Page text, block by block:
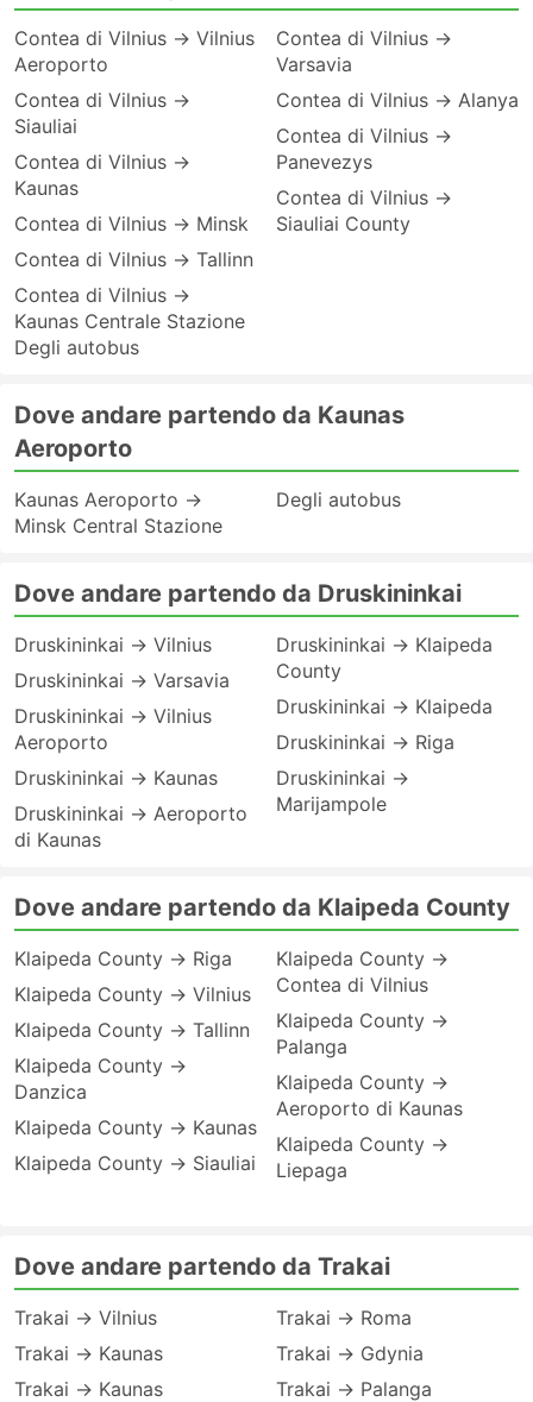
Contea di Vilnius → Vilnius
Aeroporto
Contea di Vilnius →
Siauliai
Contea di Vilnius →
Kaunas
Contea di Vilnius → Minsk
Contea di Vilnius → Tallinn
Contea di Vilnius →
Kaunas Centrale Stazione
Degli autobus
Contea di Vilnius →
Varsavia
Contea di Vilnius → Alanya
Contea di Vilnius →
Panevezys
Contea di Vilnius →
Siauliai County
Dove andare partendo da Kaunas
Aeroporto
Kaunas Aeroporto →
Minsk Central Stazione
Degli autobus
Dove andare partendo da Druskininkai
Druskininkai → Vilnius
Druskininkai → Varsavia
Druskininkai → Vilnius
Aeroporto
Druskininkai → Kaunas
Druskininkai → Aeroporto
di Kaunas
Druskininkai → Klaipeda
County
Druskininkai → Klaipeda
Druskininkai → Riga
Druskininkai →
Marijampole
Dove andare partendo da Klaipeda County
Klaipeda County → Riga
Klaipeda County → Vilnius
Klaipeda County → Tallinn
Klaipeda County →
Danzica
Klaipeda County → Kaunas
Klaipeda County → Siauliai
Klaipeda County →
Contea di Vilnius
Klaipeda County →
Palanga
Klaipeda County →
Aeroporto di Kaunas
Klaipeda County →
Liepaga
Dove andare partendo da Trakai
Trakai → Vilnius
Trakai → Kaunas
Trakai → Kaunas
Trakai → Roma
Trakai → Gdynia
Trakai → Palanga